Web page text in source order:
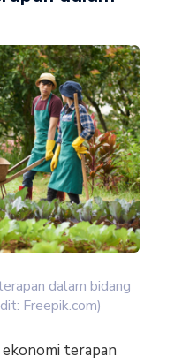
dalam bidang
Freepik.com)
terapan